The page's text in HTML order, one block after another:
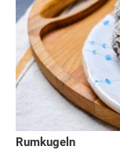
Rumkugeln